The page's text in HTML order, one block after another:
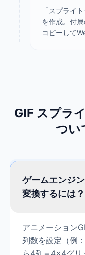
「スプライ
を作成。付
コピーして
GIF スプラ
つい
ゲームエンジ
変換するには？
アニメーション
列数を設定（例
ら4列＝4×4グリ